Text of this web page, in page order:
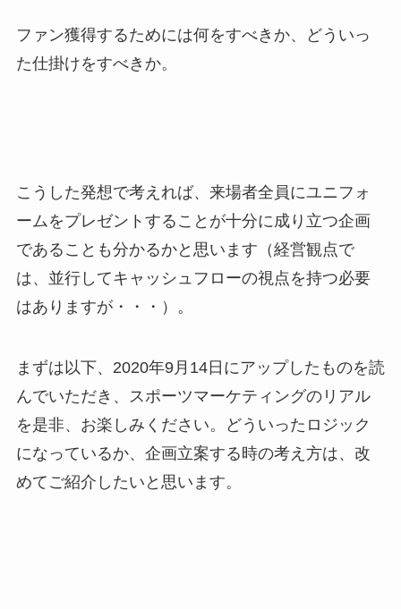
ファン獲得するためには何をすべきか、どういっ
た仕掛けをすべきか。
こうした発想で考えれば、来場者全員にユニフォ
ームをプレゼントすることが十分に成り立つ企画
であることも分かるかと思います（経営観点で
は、並行してキャッシュフローの視点を持つ必要
はありますが・・・）。
まずは以下、2020年9月14日にアップしたものを読
んでいただき、スポーツマーケティングのリアル
を是非、お楽しみください。どういったロジック
になっているか、企画立案する時の考え方は、改
めてご紹介したいと思います。